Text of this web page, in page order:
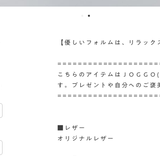
【優しいフォルムは、リラック
こちらのアイテムはＪＯＧＧ
す。プレゼントや自分へのご褒
■レザー
オリジナルレザー